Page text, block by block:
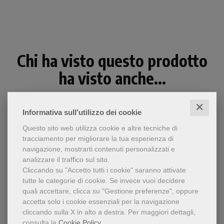
Informativa sull'utilizzo dei cookie ✕
Questo sito web utilizza cookie e altre tecniche di
tracciamento per migliorare la tua esperienza di
navigazione, mostrarti contenuti personalizzati e
analizzare il traffico sul sito.
Cliccando su "Accetto tutti i cookie" saranno attivate
tutte le categorie di cookie. Se invece vuoi decidere
quali accettare, clicca su "Gestione preferenze", oppure
accetta solo i cookie essenziali per la navigazione
cliccando sulla X in alto a destra. Per maggiori dettagli,
consulta la Cookie Policy.
Chi ha visto questo prodotto
ha visto anche...